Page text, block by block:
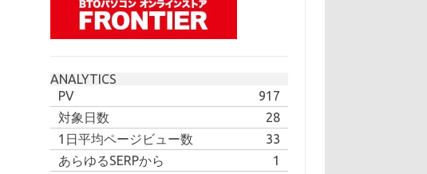
ANALYTICS
PV
917
対象日数
28
1日平均ページビュー数
33
あらゆるSERPから
1